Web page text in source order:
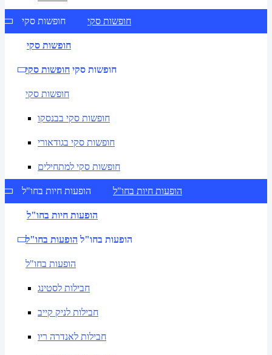
חופשות סקי חופשות סקי
חופשות סקי
חופשות סקי חופשות סקי
חופשות סקי
חופשות סקי בבנסקו
חופשות סקי בגודאורי
חופשות סקי למתחילים
הופעות חיות בחו"ל הופעות חיות בחו"ל
הופעות חיות בחו"ל
הופעות בחו"ל הופעות בחו"ל
הופעות בחו"ל
חבילות לסטינג
חבילות לניק קייב
חבילות לאנדרה ריו